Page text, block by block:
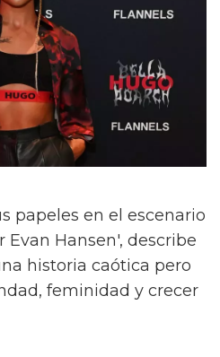
papeles en el escenario
Hansen', describe
historia caótica pero
feminidad y crecer